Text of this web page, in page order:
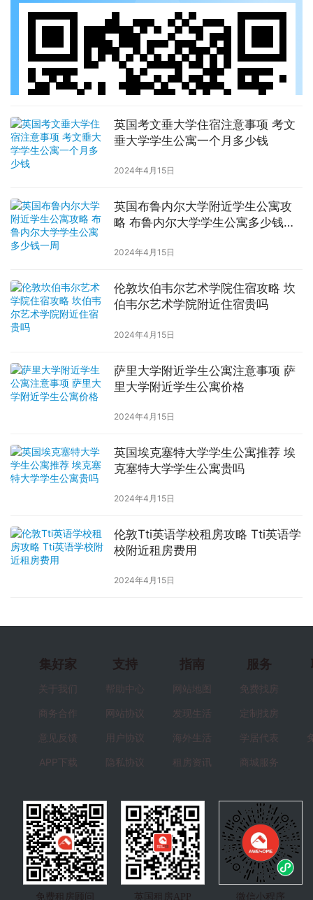
英国考文垂大学住宿注意事项 考文
垂大学学生公寓一个月多少钱
2024年4月15日
英国布鲁内尔大学附近学生公寓攻
略 布鲁内尔大学学生公寓多少钱一
2024年4月15日
伦敦坎伯韦尔艺术学院住宿攻略 坎
伯韦尔艺术学院附近住宿贵吗
2024年4月15日
萨里大学附近学生公寓注意事项 萨
里大学附近学生公寓价格
2024年4月15日
英国埃克塞特大学学生公寓推荐 埃
克塞特大学学生公寓贵吗
2024年4月15日
伦敦Tti英语学校租房攻略 Tti英语学
校附近租房费用
2024年4月15日
集好家
关于我们
商务合作
意见反馈
APP下载
支持
帮助中心
网站协议
用户协议
隐私协议
指南
网站地图
发现生活
海外生活
租房资讯
服务
免费找房
定制找房
学居代表
商城服务
免费租房顾问 英国租房APP 微信小程序